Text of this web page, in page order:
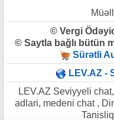
© Vergi
© Saytla bağlı bütün
Sürətli
LEV.AZ -
LEV.AZ Seviyyeli
adlari, medeni chat ,